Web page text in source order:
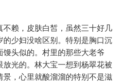
赖，皮肤白皙，虽然三十好几
的少妇没啥区别。特别是胸口沉
头似的。村里的那些大老爷
光的。林大宝一想到杨翠花被
，心里就酸溜溜的特别不是滋